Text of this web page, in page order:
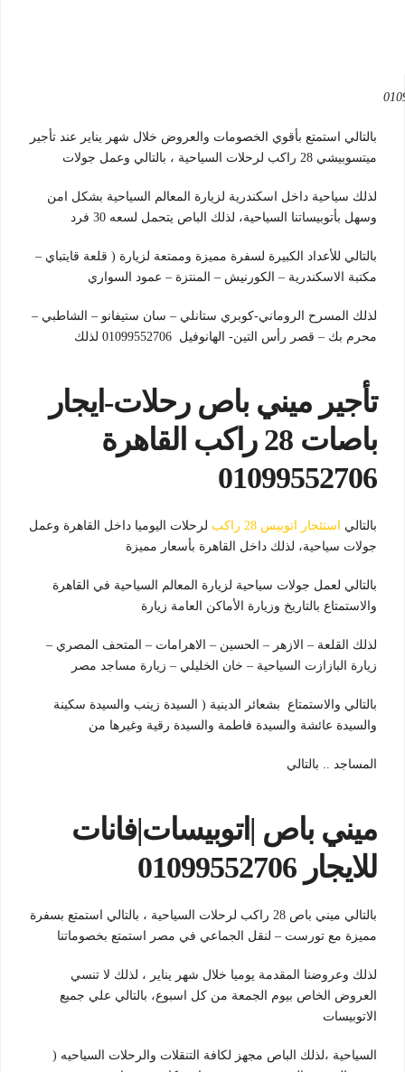
بالتالي استمتع بأقوي الخصومات والعروض خلال شهر يناير عند تأجير
ميتسوبيشي 28 راكب لرحلات السياحية ، بالتالي وعمل جولات
لذلك سياحية داخل اسكندرية لزيارة المعالم السياحية بشكل امن
وسهل بأتوبيساتنا السياحية، لذلك الباص يتحمل لسعه 30 فرد
بالتالي للأعداد الكبيرة لسفرة مميزة وممتعة لزيارة ( قلعة قايتباي –
مكتبة الاسكندرية – الكورنيش – المنتزة – عمود السواري
لذلك المسرح الروماني-كوبري ستانلي – سان ستيفانو – الشاطبي –
محرم بك – قصر رأس التين- الهانوفيل 01099552706 لذلك
تأجير ميني باص رحلات-ايجار
باصات 28 راكب القاهرة
01099552706
بالتالي استئجار اتوبيس 28 راكب
لرحلات اليوميا داخل القاهرة وعمل
جولات سياحية، لذلك داخل القاهرة بأسعار مميزة
بالتالي لعمل جولات سياحية لزيارة المعالم السياحية في القاهرة
والاستمتاع بالتاريخ وزيارة الأماكن العامة زيارة
لذلك القلعة – الازهر – الحسين – الاهرامات – المتحف المصري –
زيارة البازازت السياحية – خان الخليلي – زيارة مساجد مصر
بالتالي والاستمتاع بشعائر الدينية ( السيدة زينب والسيدة سكينة
والسيدة عائشة والسيدة فاطمة والسيدة رقية وغيرها من
المساجد .. بالتالي
ميني باص |اتوبيسات|فانات
للايجار 01099552706
بالتالي ميني باص 28 راكب لرحلات السياحية ، بالتالي استمتع بسفرة
مميزة مع تورست – لنقل الجماعي في مصر استمتع بخصوماتنا
لذلك وعروضنا المقدمة يوميا خلال شهر يناير ، لذلك لا تنسي
العروض الخاص بيوم الجمعة من كل اسبوع، بالتالي علي جميع
الاتوبيسات
السياحية ،لذلك الباص مجهز لكافة التنقلات والرحلات السياحيه (